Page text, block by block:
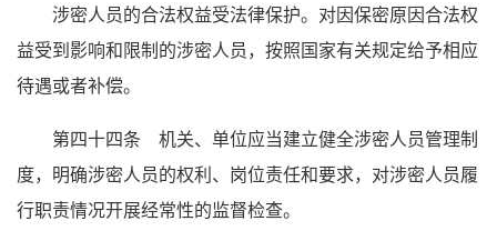
涉密人员的合法权益受法律保护。对因保密原因合法权
益受到影响和限制的涉密人员，按照国家有关规定给予相应
待遇或者补偿。
第四十四条 机关、单位应当建立健全涉密人员管理制
度，明确涉密人员的权利、岗位责任和要求，对涉密人员履
行职责情况开展经常性的监督检查。